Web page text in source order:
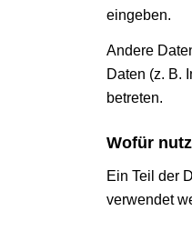
eingeben.
Andere
Daten (z. B.
betreten.
Wofür
Ein Teil der
verwendet